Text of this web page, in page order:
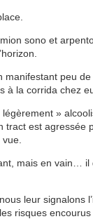
sono et
peu
à la corrida chez
»
tract est
mais en vain…
leur signalons
risques